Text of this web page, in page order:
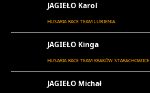
JAGIEŁO Karol
HUSARIA RACE TEAM LUBIENIA
JAGIEŁO Kinga
HUSARIA RACE TEAM KRAKÓW STARACHOWICE
JAGIEŁO Michał